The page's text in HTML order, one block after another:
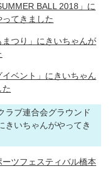
BALL 2018」に
てきました
まつり」にきいちゃんが
イベント」にきいちゃん
ラブ連合会グラウンド
きいちゃんがやってき
ーツフェスティバル橋本